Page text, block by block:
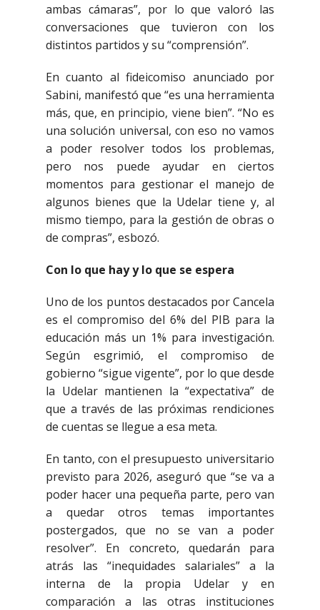
ambas cámaras”, por lo que valoró las
conversaciones que tuvieron con los
distintos partidos y su “comprensión”.
En cuanto al fideicomiso anunciado por
Sabini, manifestó que “es una herramienta
más, que, en principio, viene bien”. “No es
una solución universal, con eso no vamos
a poder resolver todos los problemas,
pero nos puede ayudar en ciertos
momentos para gestionar el manejo de
algunos bienes que la Udelar tiene y, al
mismo tiempo, para la gestión de obras o
de compras”, esbozó.
Con lo que hay y lo que se espera
Uno de los puntos destacados por Cancela
es el compromiso del 6% del PIB para la
educación más un 1% para investigación.
Según esgrimió, el compromiso de
gobierno “sigue vigente”, por lo que desde
la Udelar mantienen la “expectativa” de
que a través de las próximas rendiciones
de cuentas se llegue a esa meta.
En tanto, con el presupuesto universitario
previsto para 2026, aseguró que “se va a
poder hacer una pequeña parte, pero van
a quedar otros temas importantes
postergados, que no se van a poder
resolver”. En concreto, quedarán para
atrás las “inequidades salariales” a la
interna de la propia Udelar y en
comparación a las otras instituciones